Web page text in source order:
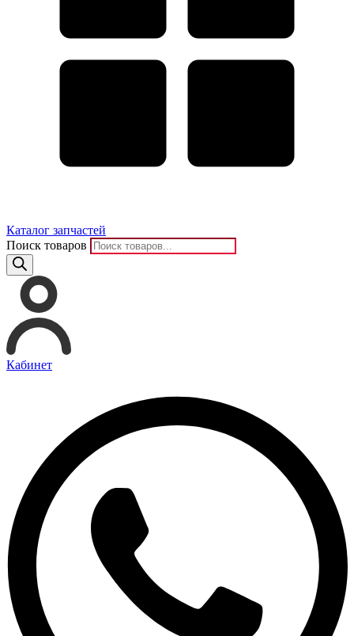
Каталог запчастей
Поиск товаров
Кабинет